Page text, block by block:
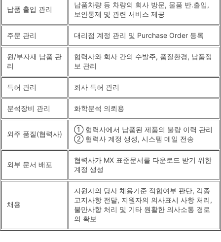
납품 출입 관리
납품차량 등 차량의 회사 방문, 물품 반.출입,
보안통제 및 관련 서비스 제공
주문 관리 대리점 계정 관리 및 Purchase Order 등록
원/부자재 납품 관
리
협력사와 회사 간의 수발주, 품질환경, 납품정
보 관리
특허 관리 회사 특허 관리
분석장비 관리 화학분석 의뢰용
외주 품질(협력사)
① 협력사에서 납품된 제품의 불량 이력 관리
② 협력사 계정 생성, 시스템 메일 전송
외부 문서 배포
협력사가 MX 표준문서를 다운로드 받기 위한
계정 생성
채용
지원자의 당사 채용기준 적합여부 판단, 각종
고지사항 전달, 지원자의 의사표시 사항 처리,
불만사항 처리 및 기타 원활한 의사소통 경로
의 확보